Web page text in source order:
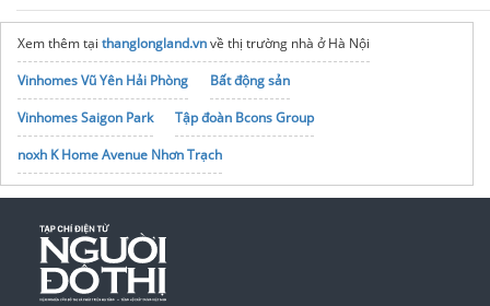
Xem thêm tại thanglongland.vnvề thị trường nhà ở Hà Nội
Vinhomes Vũ Yên Hải Phòng
Bất động sản
Vinhomes Saigon Park
Tập đoàn Bcons Group
noxh K Home Avenue Nhơn Trạch